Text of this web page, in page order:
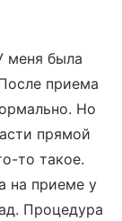
меня была
приема
Но
прямой
то такое.
на приеме у
Процедура